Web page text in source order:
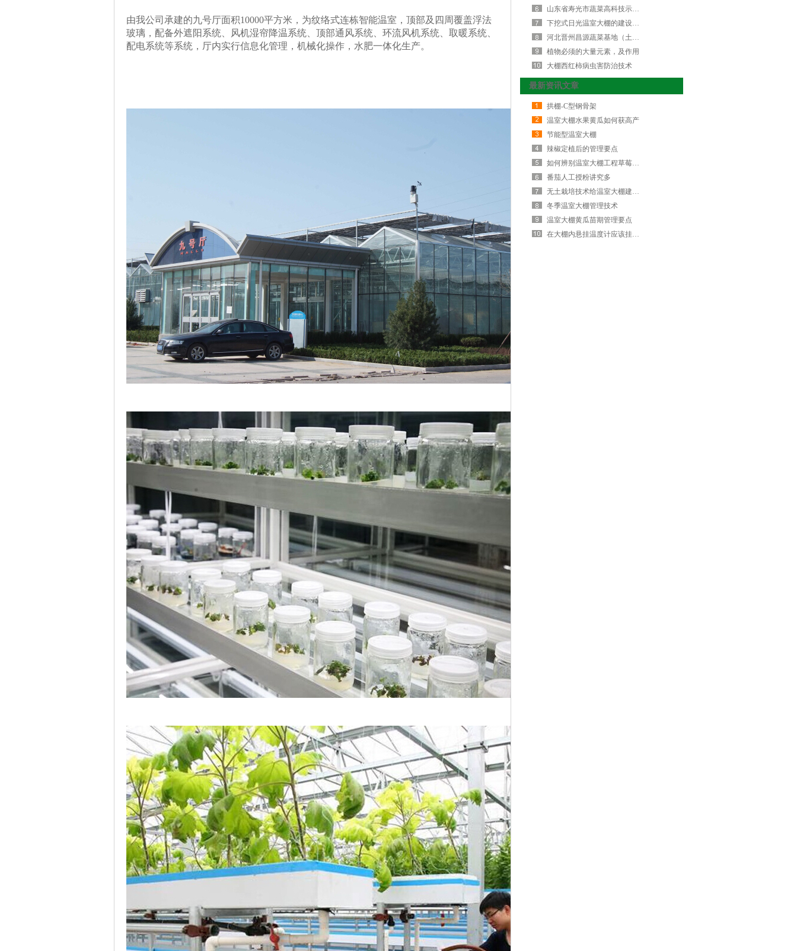
由我公司承建的九号厅面积10000平方米，为纹络式连栋智能温室，顶部及四周覆盖浮法
玻璃，配备外遮阳系统、风机湿帘降温系统、顶部通风系统、环流风机系统、取暖系统、
配电系统等系统，厅内实行信息化管理，机械化操作，水肥一体化生产。
山东省寿光市蔬菜高科技示范园九号…
下挖式日光温室大棚的建设标准
河北晋州昌源蔬菜基地（土墙体日光…
植物必须的大量元素，及作用
大棚西红柿病虫害防治技术
最新资讯文章
拱棚-C型钢骨架
温室大棚水果黄瓜如何获高产
节能型温室大棚
辣椒定植后的管理要点
如何辨别温室大棚工程草莓个头大是否有…
番茄人工授粉讲究多
无土栽培技术给温室大棚建设带来的好处…
冬季温室大棚管理技术
温室大棚黄瓜苗期管理要点
在大棚内悬挂温度计应该挂在哪？